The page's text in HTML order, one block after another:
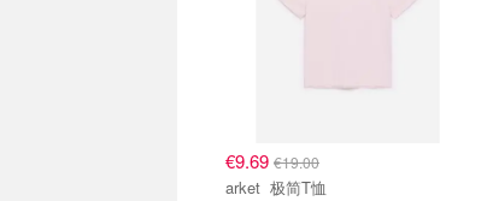
€9.69 €19.00
arket 极简T恤